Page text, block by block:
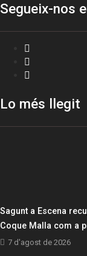
Segueix-nos
Lo més llegit
Sagunt a Escena
Coque Malla com a
7 d'agost de 2026